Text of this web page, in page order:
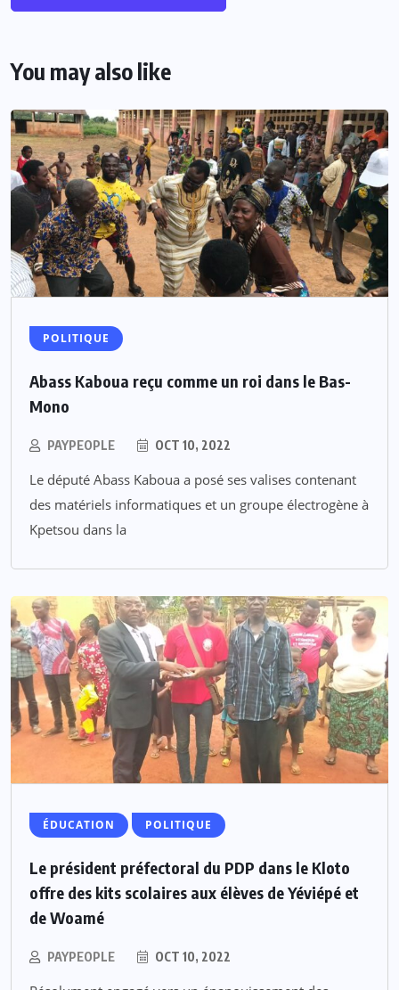
You may also like
POLITIQUE
Abass Kaboua reçu comme un roi dans le Bas-
Mono
PAYPEOPLE OCT 10, 2022
Le député Abass Kaboua a posé ses valises contenant
des matériels informatiques et un groupe électrogène à
Kpetsou dans la
ÉDUCATION POLITIQUE
Le président préfectoral du PDP dans le Kloto
offre des kits scolaires aux élèves de Yéviépé et
de Woamé
PAYPEOPLE OCT 10, 2022